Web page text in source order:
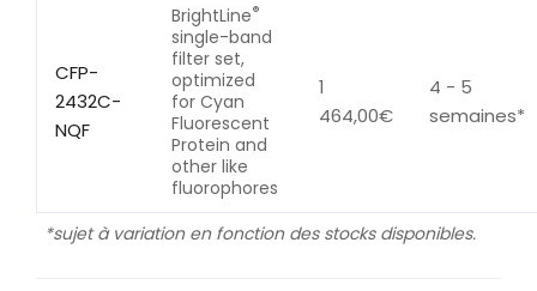
CFP-
2432C-
NQF
BrightLine®
single-band
filter set,
optimized
for Cyan
Fluorescent
Protein and
other like
fluorophores
1
464,00€
4 - 5
semaines*
*sujet à variation en fonction des stocks disponibles.